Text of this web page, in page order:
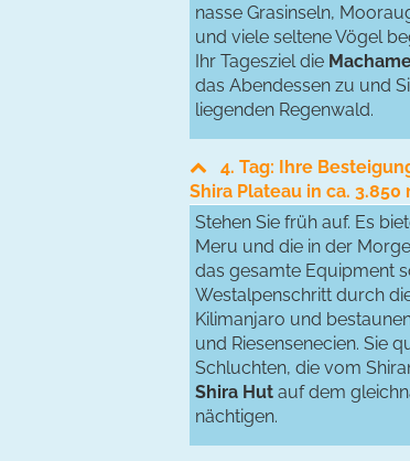
nasse Grasinseln,
und viele seltene Vögel
Ihr Tagesziel die
das Abendessen zu und
liegenden Regenwald.
4. Tag: Ihre
Shira Plateau in ca. 3.850
Stehen Sie früh auf. Es
Meru und die in der
das gesamte Equipment
Westalpenschritt durch
Kilimanjaro und
und Riesensenecien. Sie
Schluchten, die vom
Shira Hut auf dem
nächtigen.